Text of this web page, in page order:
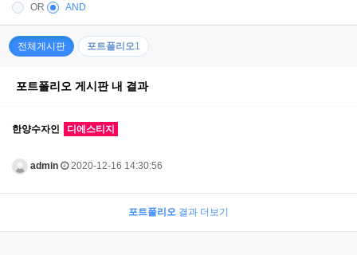
OR AND
전체게시판 포트폴리오1
포트폴리오 게시판 내 결과
한양수자인 디에스티지
admin 2020-12-16 14:30:56
포트폴리오 결과 더보기